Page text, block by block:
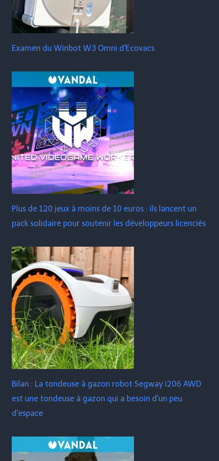
Examen du Winbot W3 Omni d'Ecovacs
Plus de 120 jeux à moins de 10 euros : ils lancent un
pack solidaire pour soutenir les développeurs licenciés
Bilan : La tondeuse à gazon robot Segway i206 AWD
est une tondeuse à gazon qui a besoin d'un peu
d'espace